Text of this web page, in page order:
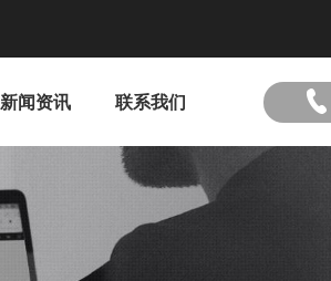
新闻资讯 联系我们